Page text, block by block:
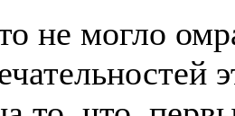
не могло